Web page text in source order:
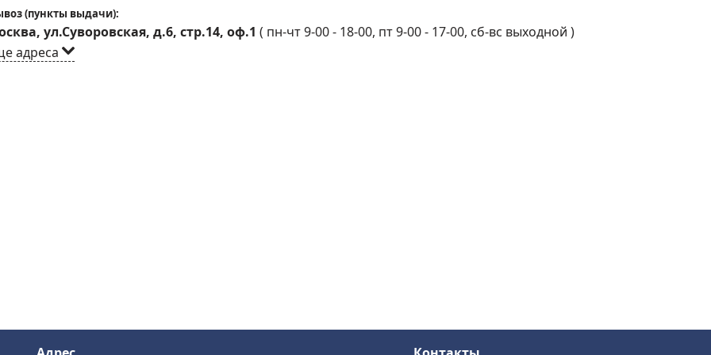
(пункты выдачи):
ул.Суворовская, д.6, стр.14, оф.1 ( пн-чт 9-00 - 18-00, пт 9-00 - 17-00, сб-вс выходной )
адреса